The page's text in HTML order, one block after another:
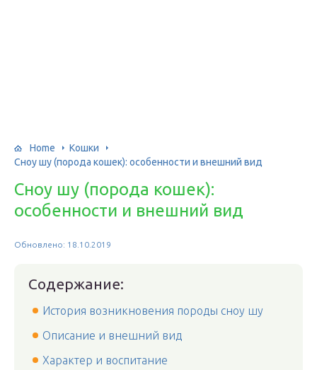
Home
Кошки
Сноу шу (порода кошек): особенности и внешний вид
Сноу шу (порода кошек):
особенности и внешний вид
Обновлено: 18.10.2019
Содержание:
История возникновения породы сноу шу
Описание и внешний вид
Характер и воспитание